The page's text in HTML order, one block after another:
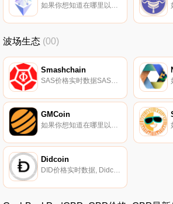
如果你想知道在哪里以当前价格购买EthereumPoW,目前交易{EthereumPoW]股票的顶级加密货币交易所是OKX、Deepcoin、BTCEX、CoinW和Bitrue。您可以在我们的加密货币交易所页面上找到其他列表.
波场生态 (00)
Smashchain
SAS价格实时数据SAS代币是Smash生态系统的基本组成部分。
GMCoin
如果你想知道在哪里以当前价格购买GMCoin,目前交易{GMCoin]股票的顶级加密货币交易所是BitMart、LBank和ProBit Global。您可以在我们的加密货币交易所页面上找到其他列表。GMCoin是第一家基于在整个加密货币网络上开发的业务建立庞大而实用的代币模型的公司.
Didcoin
DID价格实时数据, Didcoin-数字第纳尔-是中东国家的一种新金融产品。为5亿多人提供所有现代金融服务的数字项目。数字第纳尔是一个几十年前就提出想法的项目,由于数字技术的发展和区块链行业的快速发展,它现在成为可能。数字第纳尔将技术视为一种推动者和新机遇的创造者.